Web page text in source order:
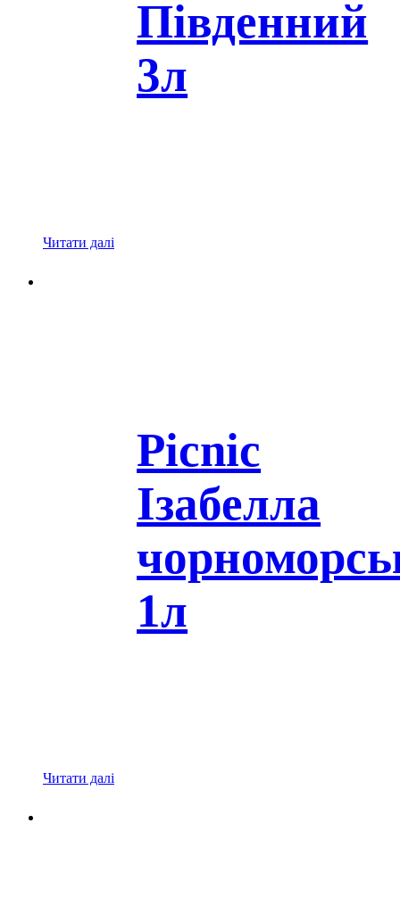
Південний
3л
Читати далі
Picnic
Ізабелла
1л
Читати далі